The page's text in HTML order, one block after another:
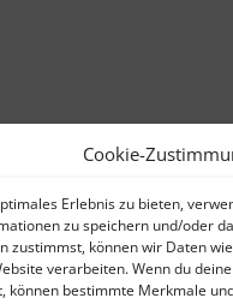
Cookie-
Erlebnis zu bieten,
zu speichern und/oder
zustimmst, können wir Daten
verarbeiten. Wenn du
können bestimmte Merkmale